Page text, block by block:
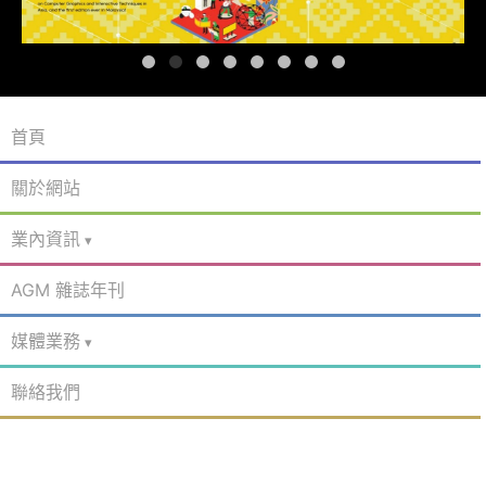
首頁
關於網站
業內資訊
AGM 雜誌年刊
媒體業務
聯絡我們